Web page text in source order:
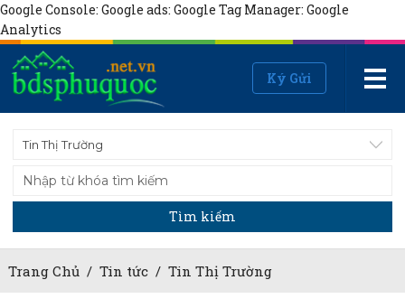
Google Console: Google ads: Google Tag Manager: Google
Analytics
Ký Gửi
Tin Thị Trường
Tìm kiếm
Trang Chủ/ Tin tức/ Tin Thị Trường